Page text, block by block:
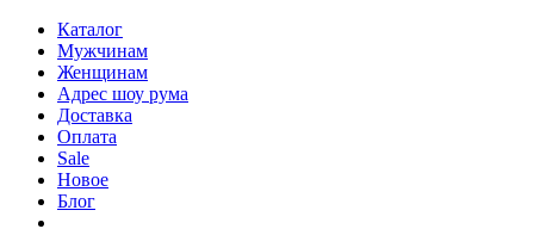
Каталог
Мужчинам
Женщинам
Адрес шоу рума
Доставка
Оплата
Sale
Новое
Блог